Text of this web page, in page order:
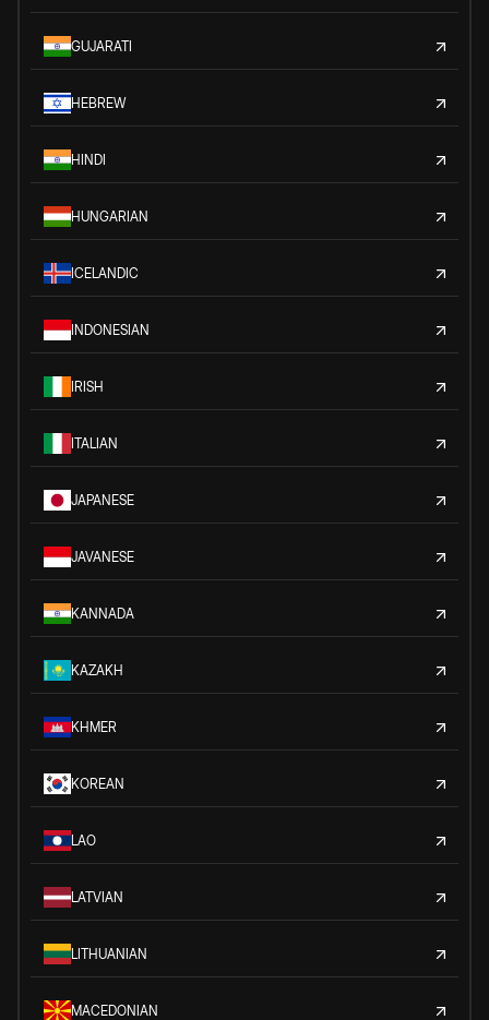
GUJARATI
HEBREW
HINDI
HUNGARIAN
ICELANDIC
INDONESIAN
IRISH
ITALIAN
JAPANESE
JAVANESE
KANNADA
KAZAKH
KHMER
KOREAN
LAO
LATVIAN
LITHUANIAN
MACEDONIAN